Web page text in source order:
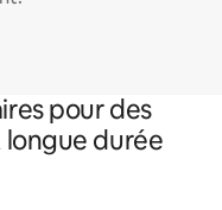
pour des
durée